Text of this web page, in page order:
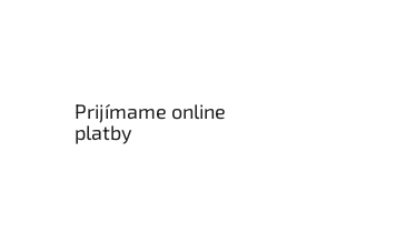
Prijímame online
platby